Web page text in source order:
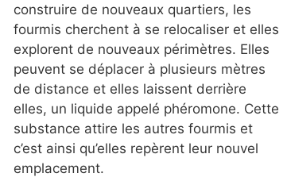
construire de nouveaux quartiers, les
fourmis cherchent à se relocaliser et elles
explorent de nouveaux périmètres. Elles
peuvent se déplacer à plusieurs mètres
de distance et elles laissent derrière
elles, un liquide appelé phéromone. Cette
substance attire les autres fourmis et
c’est ainsi qu’elles repèrent leur nouvel
emplacement.